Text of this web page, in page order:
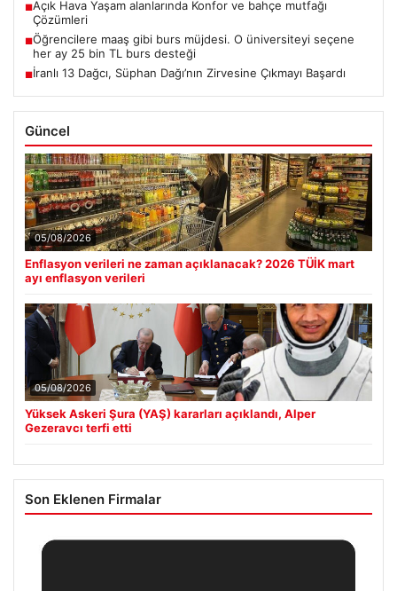
■Açık Hava Yaşam alanlarında Konfor ve bahçe mutfağı
Çözümleri
■Öğrencilere maaş gibi burs müjdesi. O üniversiteyi seçene
her ay 25 bin TL burs desteği
■İranlı 13 Dağcı, Süphan Dağı’nın Zirvesine Çıkmayı Başardı
Güncel
05/08/2026
Enflasyon verileri ne zaman açıklanacak? 2026 TÜİK mart
ayı enflasyon verileri
05/08/2026
Yüksek Askeri Şura (YAŞ) kararları açıklandı, Alper
Gezeravcı terfi etti
Son Eklenen Firmalar